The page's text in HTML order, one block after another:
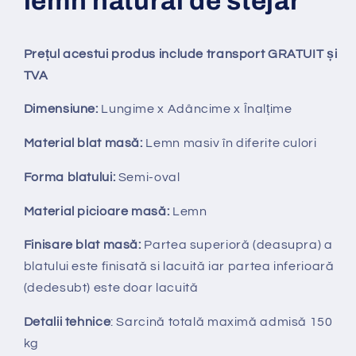
Prețul acestui produs include transport GRATUIT și
TVA
Dimensiune: Lungime x Adâncime x Înalțime
Material blat masă: Lemn masiv în diferite culori
Forma blatului: Semi-oval
Material picioare masă: Lemn
Finisare blat masă: Partea superioră (deasupra) a
blatului este finisată si lacuită iar partea inferioară
(dedesubt) este doar lacuită
Detalii tehnice: Sarcină totală maximă admisă 150
kg